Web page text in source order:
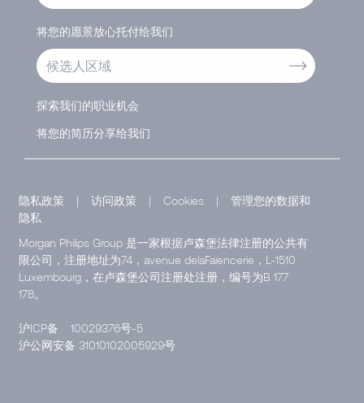
将您的愿景放心托付给我们
候选人区域
探索我们的职业机会
将您的简历分享给我们
隐私政策 | 访问政策 | Cookies |
管理您的数据和
隐私
Morgan Philips Group 是一家根据卢森堡法律注册的公共有
限公司，注册地址为74，avenue delaFaïencerie，L-1510
Luxembourg，在卢森堡公司注册处注册，编号为B 177
178。
沪ICP备
10029376号-5
沪公网安备 31010102005929号